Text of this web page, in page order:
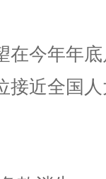
在今年年
接近全国